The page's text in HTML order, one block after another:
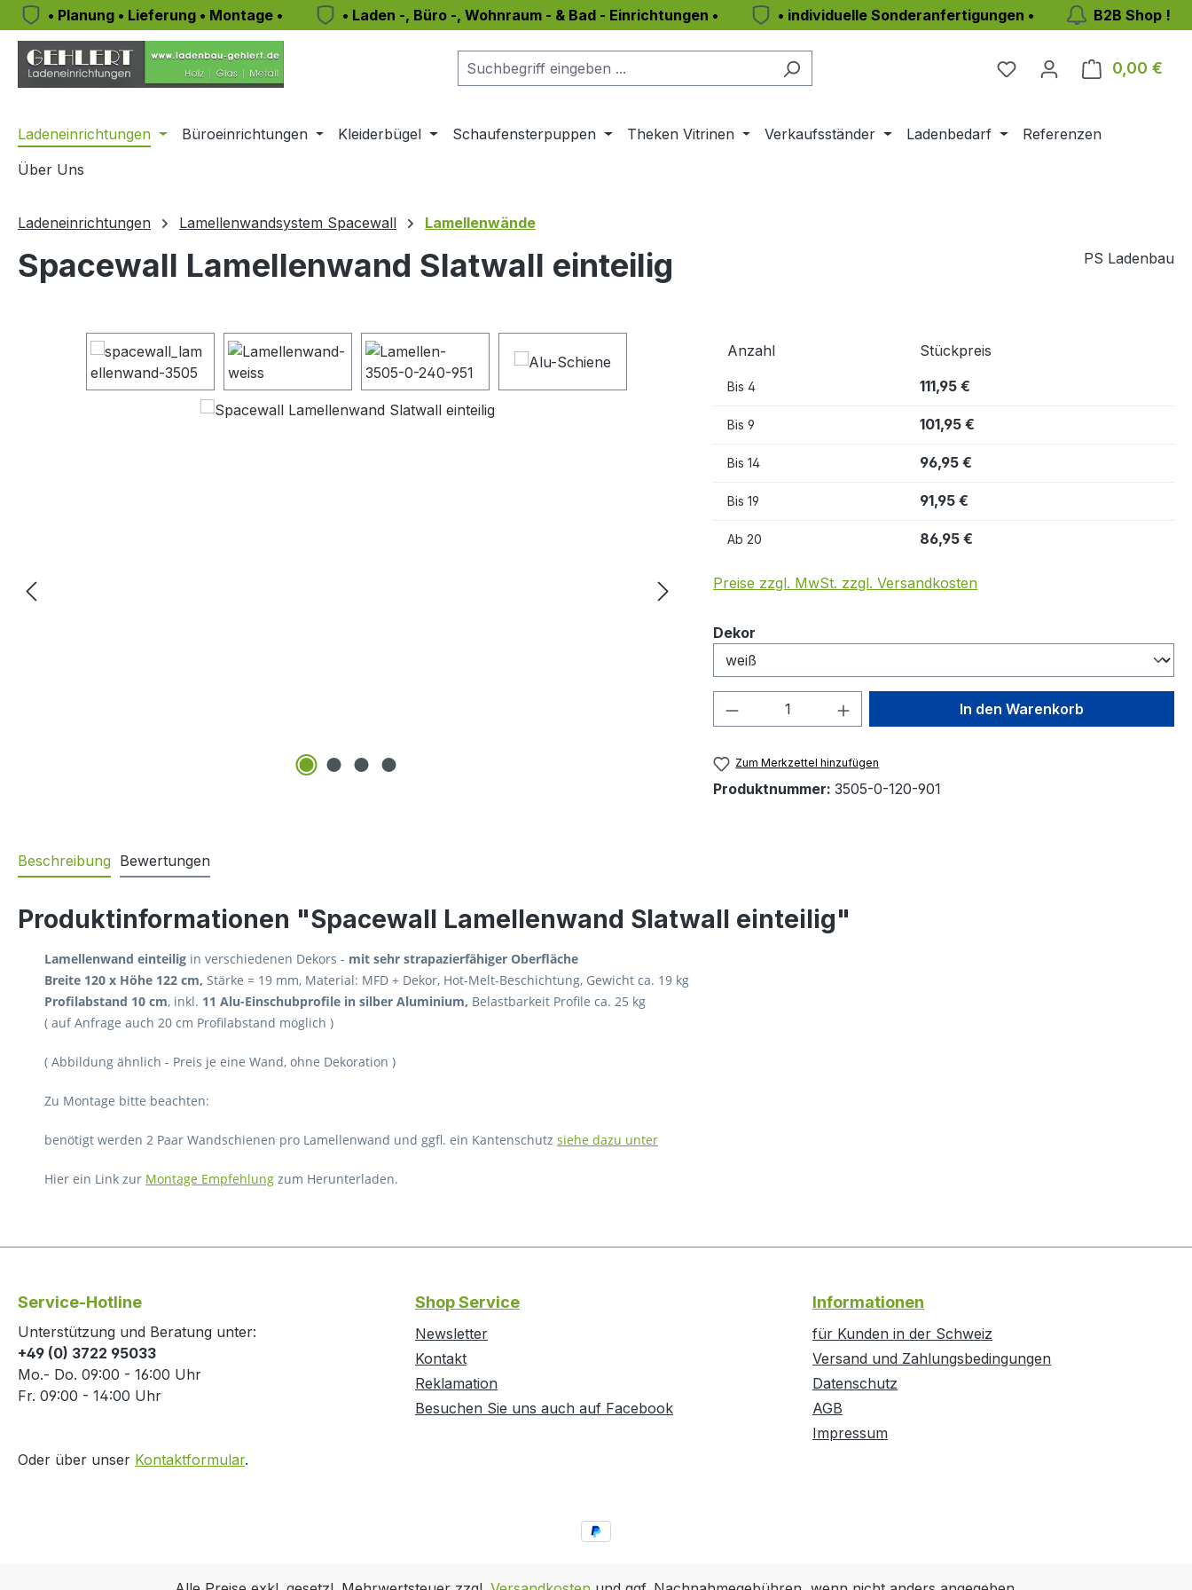
Hauptinhalt springen
Zur Suche springen
Zur Hauptnavigation springen
• Planung • Lieferung • Montage • • Laden -, Büro -, Wohnraum - & Bad - Einrichtungen • • individuelle Sonderanfertigungen • B2B Shop !
0,00 €
Ladeneinrichtungen Büroeinrichtungen Kleiderbügel Schaufensterpuppen Theken Vitrinen Verkaufsständer Ladenbedarf
Referenzen
Über Uns
Ladeneinrichtungen Lamellenwandsystem Spacewall Lamellenwände
Spacewall Lamellenwand Slatwall einteilig PS Ladenbau
Anzahl
Stückpreis
Bis 4 111,95 €
Bis 9 101,95 €
Bis 14 96,95 €
Bis 19 91,95 €
Ab 20 86,95 €
Preise zzgl. MwSt. zzgl. Versandkosten
Dekor
Produkt Anzahl: Gib den gewünschten Wert
In den Warenkorb
Zum Merkzettel hinzufügen
Produktnummer: 3505-0-120-901
Beschreibung Bewertungen
Produktinformationen "Spacewall Lamellenwand Slatwall einteilig"
Lamellenwand einteilig in verschiedenen Dekors - mit sehr strapazierfähiger Oberfläche
Breite 120 x Höhe 122 cm, Stärke = 19 mm, Material: MFD + Dekor, Hot-Melt-Beschichtung, Gewicht ca. 19 kg
Profilabstand 10 cm, inkl. 11 Alu-Einschubprofile in silber Aluminium, Belastbarkeit Profile ca. 25 kg
( auf Anfrage auch 20 cm Profilabstand möglich )
( Abbildung ähnlich - Preis je eine Wand, ohne Dekoration )
Zu Montage bitte beachten:
benötigt werden 2 Paar Wandschienen pro Lamellenwand und ggfl. ein Kantenschutz siehe dazu unter
Hier ein Link zur Montage Empfehlung zum Herunterladen.
Service-Hotline
Unterstützung und Beratung unter:
+49 (0) 3722 95033
Mo.- Do. 09:00 - 16:00 Uhr
Fr. 09:00 - 14:00 Uhr
Oder über unser Kontaktformular.
Shop Service
Newsletter
Kontakt
Reklamation
Besuchen Sie uns auch auf Facebook
Informationen
für Kunden in der Schweiz
Versand und Zahlungsbedingungen
Datenschutz
AGB
Impressum